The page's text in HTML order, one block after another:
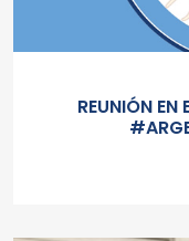
REUNIÓN